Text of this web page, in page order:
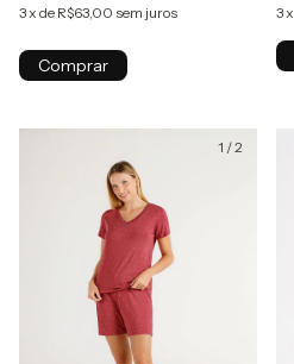
3 x de R$63,00 sem juros
Comprar
3 x
1 /2